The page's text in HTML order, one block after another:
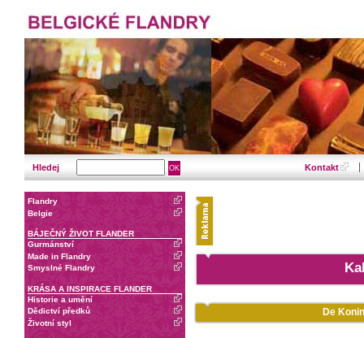
Hledej Kontakt
Flandry
Belgie
BÁJEČNÝ ŽIVOT FLANDER
Gurmánství
Made in Flandry
Smyslné Flandry
KRÁSA A INSPIRACE FLANDER
Historie a umění
Dědictví předků
Životní styl
De